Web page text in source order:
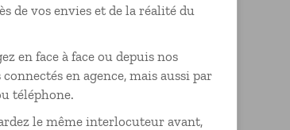
de vos envies et de la réalité du
en face à face ou depuis nos
en agence, mais aussi par
téléphone.
le même interlocuteur avant,